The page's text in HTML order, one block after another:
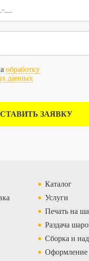
обработку
данных
ЗАЯВКУ
Каталог
Услуги
Печать на
Раздача
Сборка и